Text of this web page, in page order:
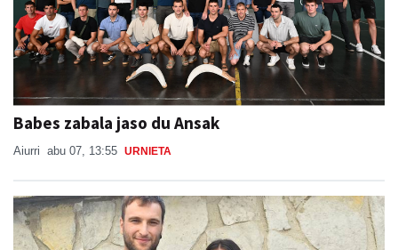
Babes zabala jaso du Ansak